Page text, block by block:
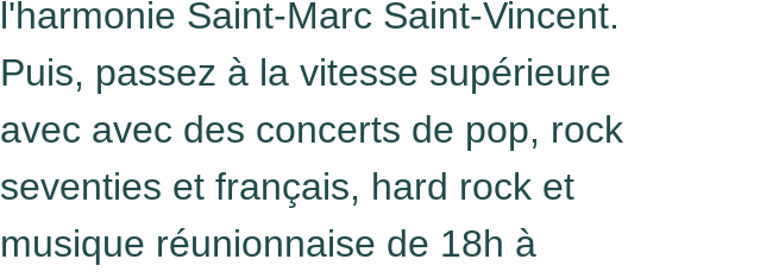
l'harmonie Saint-Marc Saint-Vincent.
Puis, passez à la vitesse supérieure
avec avec des concerts de pop, rock
seventies et français, hard rock et
musique réunionnaise de 18h à